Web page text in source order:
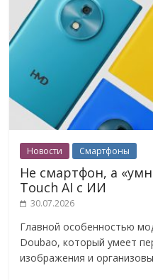
Новости Смартфоны
Не смартфон, а
Touch AI с ИИ
30.07.2026
Главной особенностью
Doubao, который умеет
изображения и